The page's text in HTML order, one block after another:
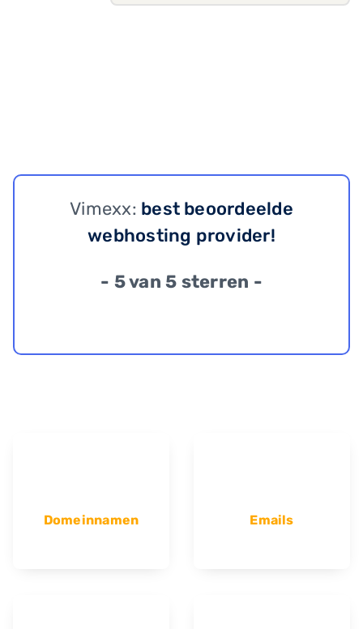
Vimexx: best beoordeelde
webhosting provider!
- 5 van 5 sterren -
Domeinnamen Emails